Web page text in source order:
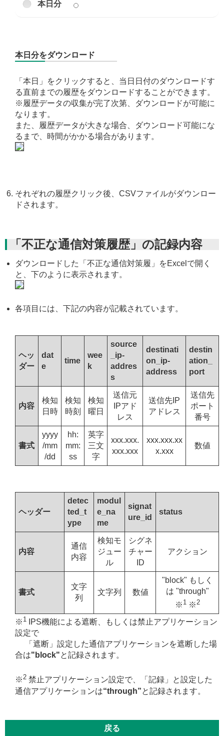
本日分
本日分をダウンロード
「本日」をクリックすると、当日日付のダウンロードす
る直前までの履歴をダウンロードすることができます。
※履歴データの収集が完了次第、ダウンロードが可能に
なります。
また、履歴データが大きな場合、ダウンロード可能にな
るまで、時間がかかる場合があります。
それぞれの履歴クリック後、CSVファイルがダウンロー
ドされます。
「不正な通信対策履歴」の記録内容
ダウンロードした「不正な通信対策履」をExcelで開く
と、下のように表示されます。
各項目には、下記の内容が記載されています。
ヘッ
ダー
dat
e
time
wee
k
source
_ip-
addres
s
destinati
on_ip-
address
destin
ation_
port
内容
検知
日時
検知
時刻
検知
曜日
送信元
IPアド
レス
送信先IP
アドレス
送信先
ポート
番号
書式
yyyy
/mm
/dd
hh:
mm:
ss
英字
三文
字
xxx.xxx.
xxx.xxx
xxx.xxx.xx
x.xxx
数値
ヘッダー
detec
ted_t
ype
modul
e_na
me
signat
ure_id
status
内容
通信
内容
検知モ
ジュー
ル
シグネ
チャー
ID
アクション
書式
文字
列
文字列 数値
"block" もしく
は "through"
※ 1※2
※ 1 IPS機能による遮断、もしくは禁止アプリケーション
設定で
「遮断」設定した通信アプリケーションを遮断した場
合は"block"と記録されます。
※2 禁止アプリケーション設定で、「記録」と設定した
通信アプリケーションは“through”と記録されます。
戻る